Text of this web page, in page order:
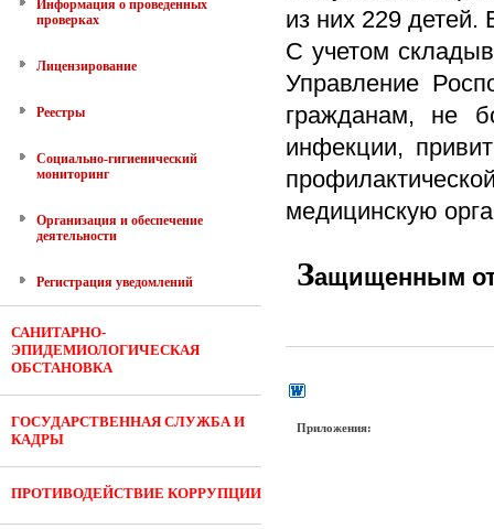
Информация о проведенных
проверках
Лицензирование
Реестры
Социально-гигиенический
мониторинг
Организация и обеспечение
деятельности
Регистрация уведомлений
САНИТАРНО-
ЭПИДЕМИОЛОГИЧЕСКАЯ
ОБСТАНОВКА
ГОСУДАРСТВЕННАЯ СЛУЖБА И
КАДРЫ
ПРОТИВОДЕЙСТВИЕ КОРРУПЦИИ
из них 229
С учетом
Управление
гражданам, не
инфекции,
медицинскую
Защищенным от
Приложения: